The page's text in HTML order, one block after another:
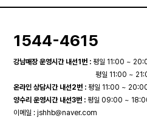
1544-4615
강남매장 운영시간 내선1번 : 평일 11:00 ~
평일 11:00 ~
온라인 상담시간 내선2번 : 평일 11:00 ~
양수리 운영시간 내선3번 : 평일 09:00 ~
이메일 :jshhb@naver.com